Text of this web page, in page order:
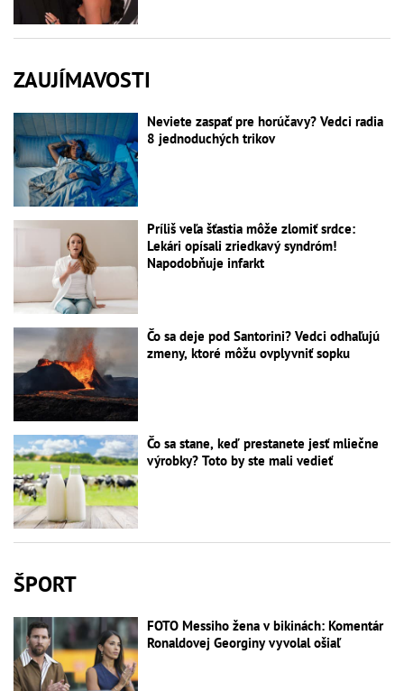
ZAUJÍMAVOSTI
Neviete zaspať pre horúčavy? Vedci radia
8 jednoduchých trikov
Príliš veľa šťastia môže zlomiť srdce:
Lekári opísali zriedkavý syndróm!
Napodobňuje infarkt
Čo sa deje pod Santorini? Vedci odhaľujú
zmeny, ktoré môžu ovplyvniť sopku
Čo sa stane, keď prestanete jesť mliečne
výrobky? Toto by ste mali vedieť
ŠPORT
FOTO Messiho žena v bikinách: Komentár
Ronaldovej Georginy vyvolal ošiaľ